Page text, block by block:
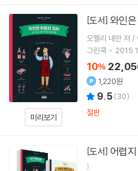
미리보기
[도서] 와인
오펠리 네만 저 /
그린쿡
10%
1,220원
9.5(30)
절판
[도서] 어렵
]